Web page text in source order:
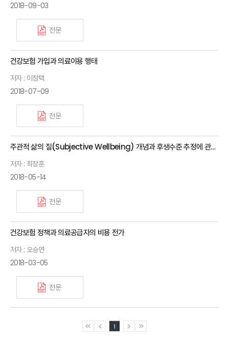
2018-09-03
전문
건강보험 가입과 의료이용 행태
저자 : 이정택
2018-07-09
전문
주관적 삶의 질(Subjective Wellbeing) 개념과 후생수준 추정에 관한 연구
저자 : 최장훈
2018-05-14
전문
건강보험 정책과 의료공급자의 비용 전가
저자 : 오승연
2018-03-05
전문
1